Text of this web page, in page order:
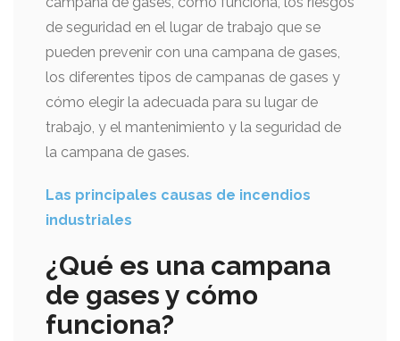
de seguridad en el lugar de trabajo que se
pueden prevenir con una campana de gases,
los diferentes tipos de campanas de gases y
cómo elegir la adecuada para su lugar de
trabajo, y el mantenimiento y la seguridad de
la campana de gases.
Las principales causas de incendios
industriales
¿Qué es una campana
de gases y cómo
funciona?